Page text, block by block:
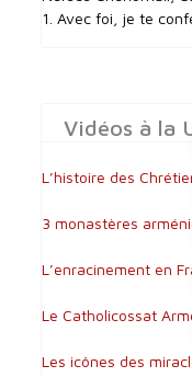
1. Avec foi, je te
Vidéos à la
L’histoire des
3 monastères
L’enracinement en
Le Catholicossat
Les icônes des